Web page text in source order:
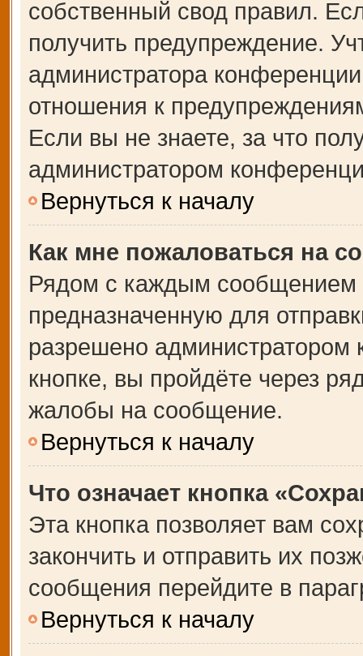
собственный свод правил.
получить предупреждение.
администратора
отношения к
Если вы не знаете, за что
администратором
Вернуться к началу
Как мне пожаловаться на
Рядом с каждым сообщением
предназначенную для
разрешено
кнопке, вы пройдёте через
жалобы на сообщение.
Вернуться к началу
Что означает кнопка
Эта кнопка позволяет вам
закончить и отправить их
сообщения перейдите в
Вернуться к началу